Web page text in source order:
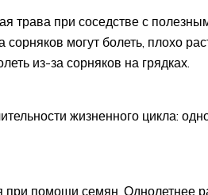
трава при соседстве с
могут болеть, плохо
из-за сорняков на грядках.
жизненного цикла:
помощи семян. Однолетнее